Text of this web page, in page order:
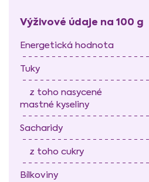
Výživové údaje na 100 g
Energetická hodnota
Tuky
z toho nasycené
mastné kyseliny
Sacharidy
z toho cukry
Bílkoviny